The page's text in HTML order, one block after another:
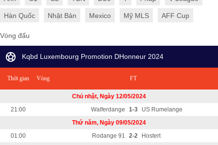
Hàn Quốc Nhật Bản Mexico Mỹ MLS AFF Cup
Vòng đấu
Kqbd Luxembourg Promotion DHonneur 2024
Thời gian Vòng FT
Chủ nhật, Ngày 12/05/2024
21:00
Walferdange 1-3
US Rumelange
Thứ năm, Ngày 09/05/2024
01:00
Rodange 91 2-2
Hostert